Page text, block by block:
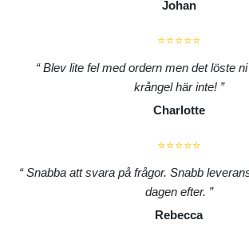
Johan
⭐⭐⭐⭐⭐
Blev lite fel med ordern men det löste
krångel här inte!
Charlotte
⭐⭐⭐⭐⭐
Snabba att svara på frågor. Snabb
dagen efter.
Rebecca